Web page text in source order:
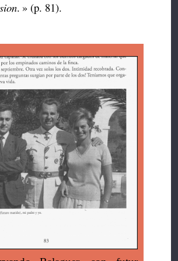
. » (p. 81).